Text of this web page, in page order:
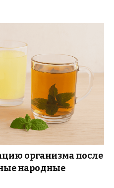
организма после
народные